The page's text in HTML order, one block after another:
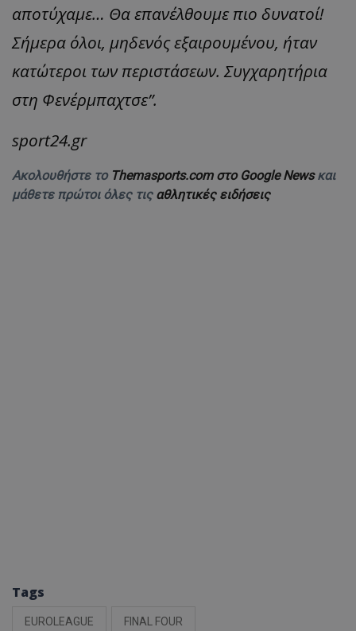
αποτύχαμε… Θα επανέλθουμε πιο δυνατοί!
Σήμερα όλοι, μηδενός εξαιρουμένου, ήταν
κατώτεροι των περιστάσεων. Συγχαρητήρια
στη Φενέρμπαχτσε”.
sport24.gr
Ακολουθήστε το Themasports.com στο Google Newsκαι
μάθετε πρώτοι όλες τις αθλητικές ειδήσεις
Tags
EUROLEAGUE FINAL FOUR